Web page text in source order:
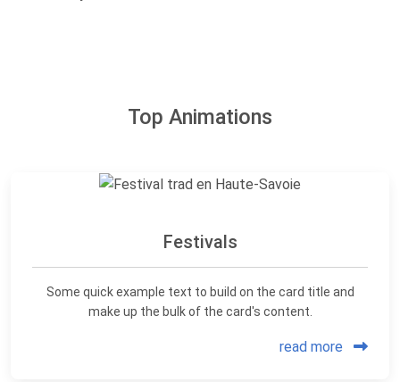
Top Animations
Festivals
Some quick example text to build on the card title and
make up the bulk of the card's content.
read more